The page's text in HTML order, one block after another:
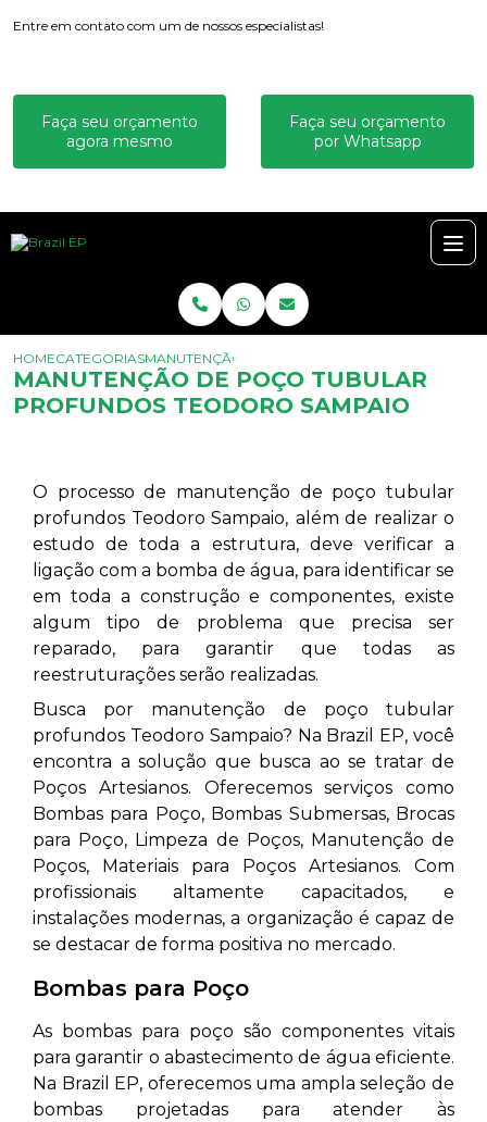
Entre em contato com um de nossos especialistas!
Faça seu orçamento
agora mesmo
Faça seu orçamento
por Whatsapp
HOMECATEGORIASMANUTENÇÃO DE POÇO TUBULAR PROFUNDOS
MANUTENÇÃO DE POÇO TUBULAR
PROFUNDOS TEODORO SAMPAIO
O processo de manutenção de poço tubular
profundos Teodoro Sampaio, além de realizar o
estudo de toda a estrutura, deve verificar a
ligação com a bomba de água, para identificar se
em toda a construção e componentes, existe
algum tipo de problema que precisa ser
reparado, para garantir que todas as
reestruturações serão realizadas.
Busca por manutenção de poço tubular
profundos Teodoro Sampaio? Na Brazil EP, você
encontra a solução que busca ao se tratar de
Poços Artesianos. Oferecemos serviços como
Bombas para Poço, Bombas Submersas, Brocas
para Poço, Limpeza de Poços, Manutenção de
Poços, Materiais para Poços Artesianos. Com
profissionais altamente capacitados, e
instalações modernas, a organização é capaz de
se destacar de forma positiva no mercado.
Bombas para Poço
As bombas para poço são componentes vitais
para garantir o abastecimento de água eficiente.
Na Brazil EP, oferecemos uma ampla seleção de
bombas projetadas para atender às